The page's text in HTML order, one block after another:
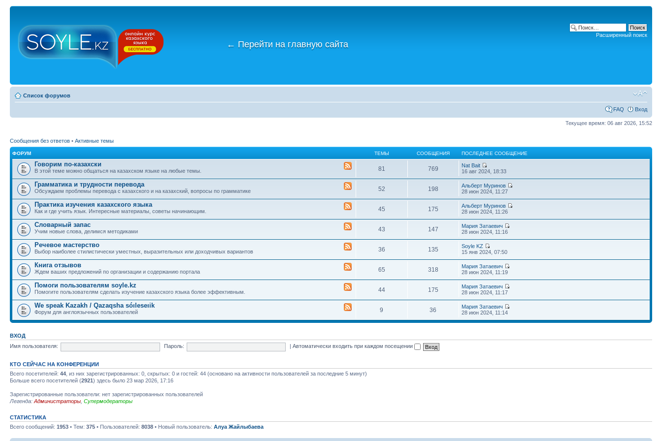
← Перейти на главную сайта
Расширенный поиск
Список форумов
FAQ Вход
Текущее время: 06 авг 2026, 15:52
Сообщения без ответов • Активные темы
ФОРУМ ТЕМЫ СООБЩЕНИЯ ПОСЛЕДНЕЕ СООБЩЕНИЕ
Говорим по-казахски
В этой теме можно общаться на казахском языке на любые темы. 81 769
Nat Bait
16 авг 2024, 18:33
Грамматика и трудности перевода
Обсуждаем проблемы перевода с казахского и на казахский, вопросы по грамматике 52 198
Альберт Муринов
28 июн 2024, 11:27
Практика изучения казахского языка
Как и где учить язык. Интересные материалы, советы начинающим. 45 175
Альберт Муринов
28 июн 2024, 11:26
Словарный запас
Учим новые слова, делимся методиками 43 147
Мария Затаевич
28 июн 2024, 11:16
Речевое мастерство
Выбор наиболее стилистически уместных, выразительных или доходчивых вариантов 36 135
Soyle KZ
15 янв 2024, 07:50
Книга отзывов
Ждем ваших предложений по организации и содержанию портала 65 318
Мария Затаевич
28 июн 2024, 11:19
Помоги пользователям soyle.kz
Помогите пользователям сделать изучение казахского языка более эффективным. 44 175
Мария Затаевич
28 июн 2024, 11:17
We speak Kazakh / Qazaqsha sóıleseıik
Форум для англоязычных пользователей 9 36
Мария Затаевич
28 июн 2024, 11:14
ВХОД
Имя пользователя:
Пароль: |Автоматически входить при каждом посещении
КТО СЕЙЧАС НА КОНФЕРЕНЦИИ
Всего посетителей: 44 , из них зарегистрированных: 0, скрытых: 0 и гостей: 44 (основано на активности пользователей за последние 5 минут)
Больше всего посетителей (2921) здесь было 23 мар 2026, 17:16
Зарегистрированные пользователи: нет зарегистрированных пользователей
Легенда: Администраторы Супермодераторы
СТАТИСТИКА
Всего сообщений: 1953 • Тем: 375 • Пользователей: 8038 • Новый пользователь: Алуа Жайлыбаева